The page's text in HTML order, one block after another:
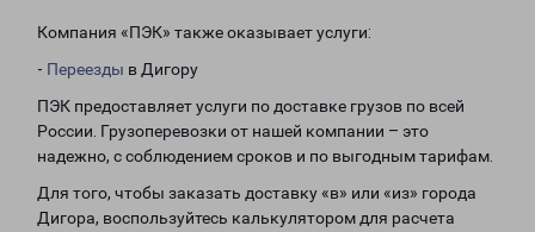
Компания «ПЭК» также оказывает услуги:
- Переезды в Дигору
ПЭК предоставляет услуги по доставке грузов по всей
России. Грузоперевозки от нашей компании – это
надежно, с соблюдением сроков и по выгодным тарифам.
Для того, чтобы заказать доставку «в» или «из» города
Дигора, воспользуйтесь калькулятором для расчета